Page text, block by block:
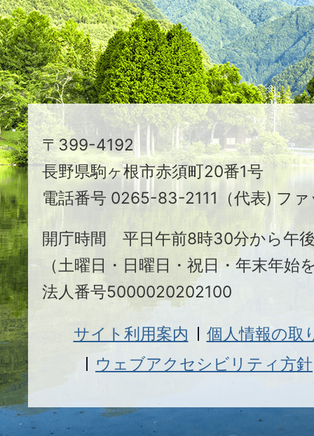
え
る
ま
ち
駒
ヶ
根
市
〒399-4192
長野県駒ヶ根市赤須町20番1号
電話番号 0265-83-2111（代表) フ
開庁時間 平日午前8時30分から午
（土曜日・日曜日・祝日・年末年始
法人番号5000020202100
サイト利用案内
個人情報の取
ウェブアクセシビリティ方針